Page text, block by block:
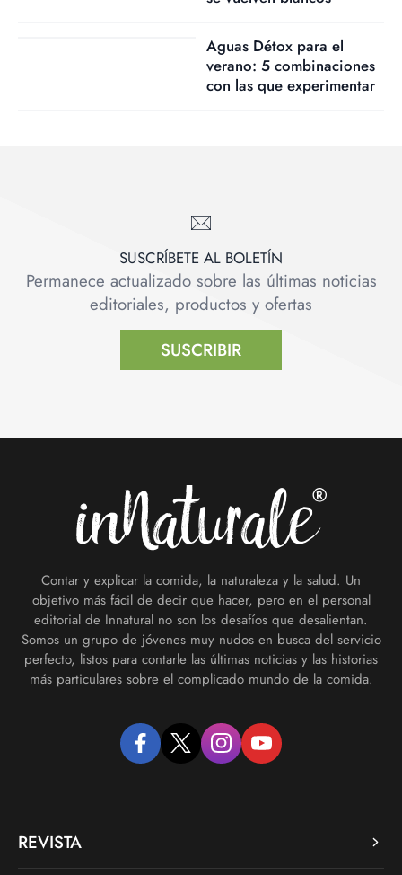
Aguas Détox para el
verano: 5 combinaciones
con las que experimentar
SUSCRÍBETE AL BOLETÍN
Permanece actualizado sobre las últimas noticias
editoriales, productos y ofertas
SUSCRIBIR
Contar y explicar la comida, la naturaleza y la salud. Un
objetivo más fácil de decir que hacer, pero en el personal
editorial de Innatural no son los desafíos que desalientan.
Somos un grupo de jóvenes muy nudos en busca del servicio
perfecto, listos para contarle las últimas noticias y las historias
más particulares sobre el complicado mundo de la comida.
facebooktwitter instagramyoutube
REVISTA